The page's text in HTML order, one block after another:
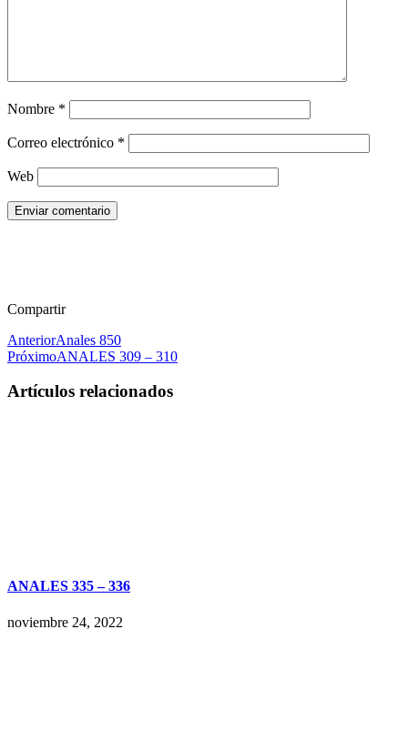
Nombre *
Correo electrónico *
Web
Enviar comentario
Compartir
AnteriorAnales 850
PróximoANALES 309 – 310
Artículos relacionados
ANALES 335 – 336
noviembre 24, 2022